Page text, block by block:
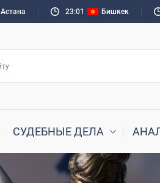
Астана 23:01 Бишкек
СУДЕБНЫЕ ДЕЛА